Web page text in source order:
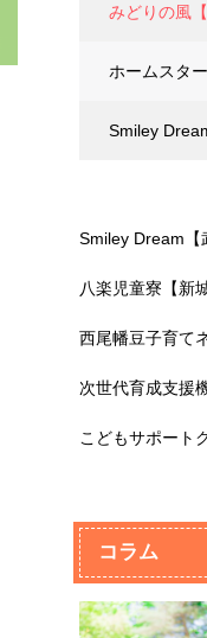
みどりの風
ホームスタ
Smiley
Smiley Dream【
八楽児童寮【新
西尾幡豆子育て
次世代育成支援
こどもサポート
コラム